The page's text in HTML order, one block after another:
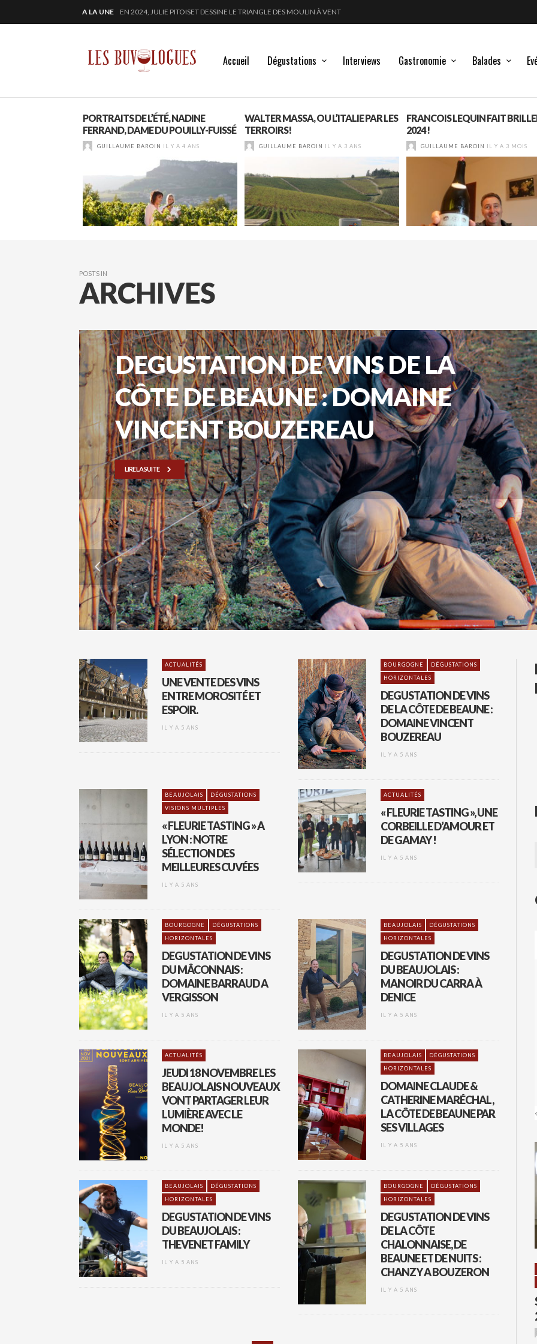
A LA UNE
« SECRET D’OCÉAN » : LA MAISON BICHOT REPOUSSE LES FRONTIÈRES DE L’ÉLEVAGE DU VIN
Accueil Dégustations Interviews Gastronomie Balades
PORTRAITS DE L’ÉTÉ, NADINE
FERRAND, DAME DU POUILLY-FUISSÉ
GUILLAUME BAROIN IL Y A 4 ANS
WALTER MASSA, OU L’ITALIE PAR LES
TERROIRS!
GUILLAUME BAROIN IL Y A 3 ANS
FRANCOIS LEQUIN FAIT
2024 !
GUILLAUME BAROIN IL Y A 3 MOIS
POSTS IN
ARCHIVES
DEGUSTATION DE VINS DE LA
CÔTE DE BEAUNE : DOMAINE
VINCENT BOUZEREAU
LIRE LA SUITE
ACTUALITÉS
UNE VENTE DES VINS
ENTRE MOROSITÉ ET
ESPOIR.
IL Y A 5 ANS
BOURGOGNE
DÉGUSTATIONS
HORIZONTALES
DEGUSTATION DE VINS
DE LA CÔTE DE BEAUNE :
DOMAINE VINCENT
BOUZEREAU
IL Y A 5 ANS
BEAUJOLAIS
DÉGUSTATIONS
VISIONS MULTIPLES
« FLEURIE TASTING » A
LYON : NOTRE
SÉLECTION DES
MEILLEURES CUVÉES
IL Y A 5 ANS
ACTUALITÉS
« FLEURIE TASTING », UNE
CORBEILLE D’AMOUR ET
DE GAMAY !
IL Y A 5 ANS
BOURGOGNE
DÉGUSTATIONS
HORIZONTALES
DEGUSTATION DE VINS
DU MÂCONNAIS :
DOMAINE BARRAUD A
VERGISSON
IL Y A 5 ANS
BEAUJOLAIS
DÉGUSTATIONS
HORIZONTALES
DEGUSTATION DE VINS
DU BEAUJOLAIS :
MANOIR DU CARRA À
DENICE
IL Y A 5 ANS
ACTUALITÉS
JEUDI 18 NOVEMBRE LES
BEAUJOLAIS NOUVEAUX
VONT PARTAGER LEUR
LUMIÈRE AVEC LE
MONDE!
IL Y A 5 ANS
BEAUJOLAIS
DÉGUSTATIONS
HORIZONTALES
DOMAINE CLAUDE &
CATHERINE MARÉCHAL,
LA CÔTE DE BEAUNE PAR
SES VILLAGES
IL Y A 5 ANS
BEAUJOLAIS
DÉGUSTATIONS
HORIZONTALES
DEGUSTATION DE VINS
DU BEAUJOLAIS :
THEVENET FAMILY
IL Y A 5 ANS
BOURGOGNE
DÉGUSTATIONS
HORIZONTALES
DEGUSTATION DE VINS
DE LA CÔTE
CHALONNAISE, DE
BEAUNE ET DE NUITS :
CHANZY A BOUZERON
IL Y A 5 ANS